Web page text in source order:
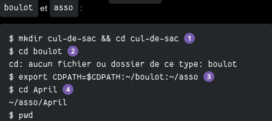
boulot et asso :
$ mkdir cul-de-sac && cd cul-de-sac
$ cd boulot
cd: aucun fichier ou dossier de ce type: boulot
$ export CDPATH=$CDPATH:~/boulot:~/asso
$ cd April
~/asso/April
$ pwd